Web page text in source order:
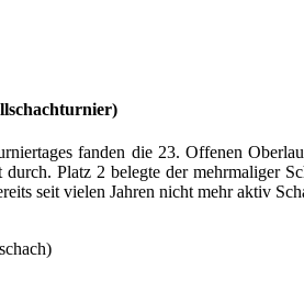
fanden die 23. Offenen
Platz 2 belegte der mehrmaliger
seit vielen Jahren nicht mehr aktiv